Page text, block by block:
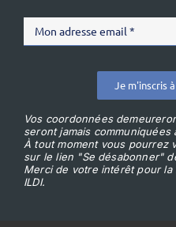
Je m'inscris
Vos coordonnées
seront jamais
À tout moment vous pourrez
sur le lien "Se désabonner"
Merci de votre intérêt pour la
ILDI.